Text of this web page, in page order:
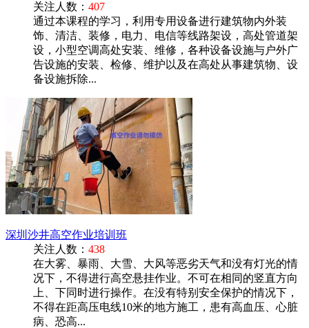
关注人数： 407
通过本课程的学习，利用专用设备进行建筑物内外装
饰、清洁、装修，电力、电信等线路架设，高处管道架
设，小型空调高处安装、维修，各种设备设施与户外广
告设施的安装、检修、维护以及在高处从事建筑物、设
备设施拆除...
深圳沙井高空作业培训班
关注人数： 438
在大雾、暴雨、大雪、大风等恶劣天气和没有灯光的情
况下，不得进行高空悬挂作业。不可在相同的竖直方向
上、下同时进行操作。在没有特别安全保护的情况下，
不得在距高压电线10米的地方施工，患有高血压、心脏
病、恐高...